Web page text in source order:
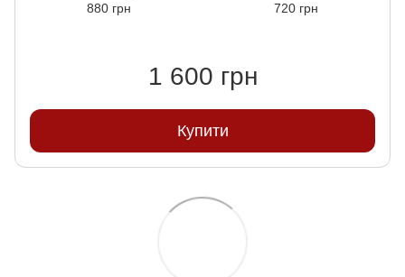
880 грн 720 грн
1 600 грн
Купити